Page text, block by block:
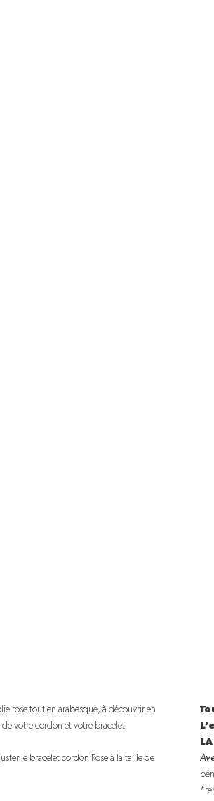
rose tout en arabesque, à découvrir en
votre cordon et votre bracelet
le bracelet cordon Rose à la taille de